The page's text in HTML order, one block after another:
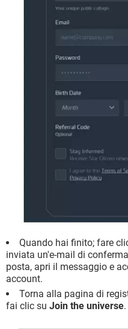
Quando hai finito; fare
inviata un'e-mail di
posta, apri il messaggio e
account.
Torna alla pagina di
fai clic su Join the universe.